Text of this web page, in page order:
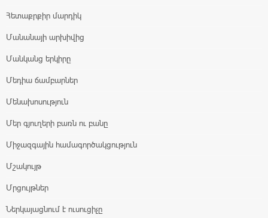
Հետաքրքիր մարդիկ
Մանանայի արխիվից
Մանկանց երկիրը
Մեդիա ճամբարներ
Մենախոսություն
Մեր գյուղերի բառն ու բանը
Միջազգային համագործակցություն
Մշակույթ
Մրցույթներ
Ներկայացնում է ուսուցիչը